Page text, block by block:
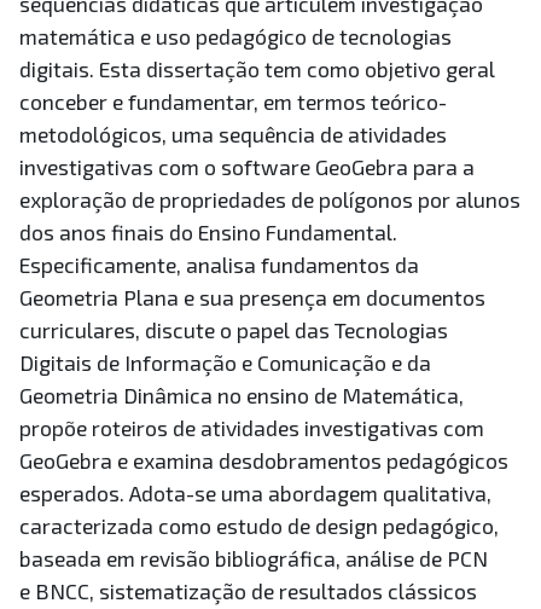
matemática e uso pedagógico de tecnologias
digitais. Esta dissertação tem como objetivo geral
conceber e fundamentar, em termos teórico-
metodológicos, uma sequência de atividades
investigativas com o software GeoGebra para a
exploração de propriedades de polígonos por alunos
dos anos finais do Ensino Fundamental.
Especificamente, analisa fundamentos da
Geometria Plana e sua presença em documentos
curriculares, discute o papel das Tecnologias
Digitais de Informação e Comunicação e da
Geometria Dinâmica no ensino de Matemática,
propõe roteiros de atividades investigativas com
GeoGebra e examina desdobramentos pedagógicos
esperados. Adota-se uma abordagem qualitativa,
caracterizada como estudo de design pedagógico,
baseada em revisão bibliográfica, análise de PCN
e BNCC, sistematização de resultados clássicos